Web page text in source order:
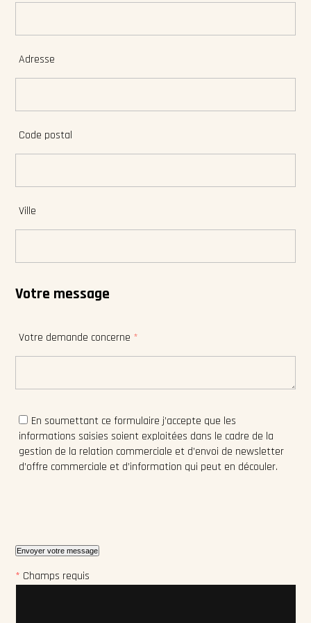
Adresse
Code postal
Ville
Votre message
Votre demande concerne *
En soumettant ce formulaire j’accepte que les
informations saisies soient exploitées dans le cadre de la
gestion de la relation commerciale et d’envoi de newsletter
d’offre commerciale et d’information qui peut en découler.
* Champs requis